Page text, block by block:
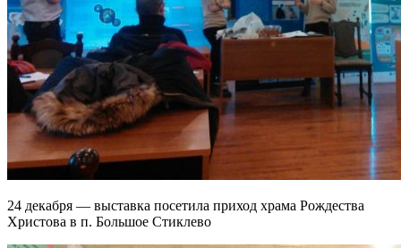
24 декабря — выставка посетила приход храма Рождества
Христова в п. Большое Стиклево